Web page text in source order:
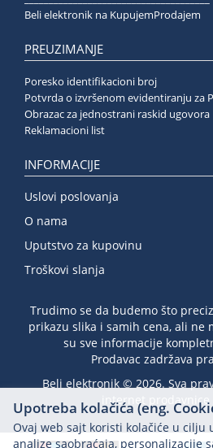
Beli elektronik na KupujemProdajem
PREUZIMANJE
Poresko identifikacioni broj
Potvrda o izvršenom evidentiranju za
Obrazac za jednostrani raskid ugovora
Reklamacioni list
INFORMACIJE
Uslovi poslovanja
O nama
Uputstvo za kupovinu
Troškovi slanja
Trudimo se da budemo što
prikazu slika i samih cena, ali ne
su sve informacije
Prodavac zadržava
Beli elektronik © 2026. Sva
internet prodavnice
Upotreba kolačića (eng.
Ovaj web sajt koristi kolačiće u cilju
analize saobraćaja, personalizacije